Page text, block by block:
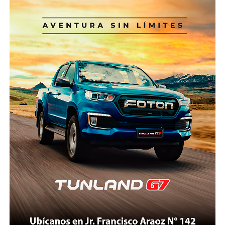
ofrecen quizá el mejor ejemplo. Suiza, Francia e Italia
cuentan con helicópteros especialmente diseñados
para operaciones de alta montaña, pilotos
certificados para vuelos extremos, centros
permanentes de coordinación, sistemas de
comunicación satelital y protocolos que permiten
iniciar un rescate en cuestión de minutos.
Nepal, pese a tener una geografía incluso más
compleja que la peruana, desarrolló un sistema
donde el Estado, las empresas privadas, las
aseguradoras y las organizaciones de rescate
trabajan de manera articulada. La tecnología satelital,
la evacuación mediante sistemas “longline” y los
seguros obligatorios forman parte del modelo
operativo.
¿Por qué Áncash no puede aspirar a algo semejante?
No estamos hablando de copiar modelos extranjeros
13%, según cifras del Ministerio de Economía y
Finanzas (MEF) consignadas por ComexPerú.
Estos recursos son destinados a reducir la
vulnerabilidad de la población frente a desastres
naturales, como aquellos causados por la presencia
de condiciones del Fenómeno El Niño (FEN),
mediante obras y acciones de prevención. Una
proporción importante de estos recursos se asigna a
los Gobiernos subnacionales (regionales y
municipalidades), que en los últimos años han
ganado una mayor participación en este tipo de
inversiones.
En 2025, la inversión pública para este fin ascendió a
S/ 778 millones, de los cuales S/ 347 millones (45% del
total) se asignaron a las municipalidades. “Resulta
sumamente preocupante que en algunos de los